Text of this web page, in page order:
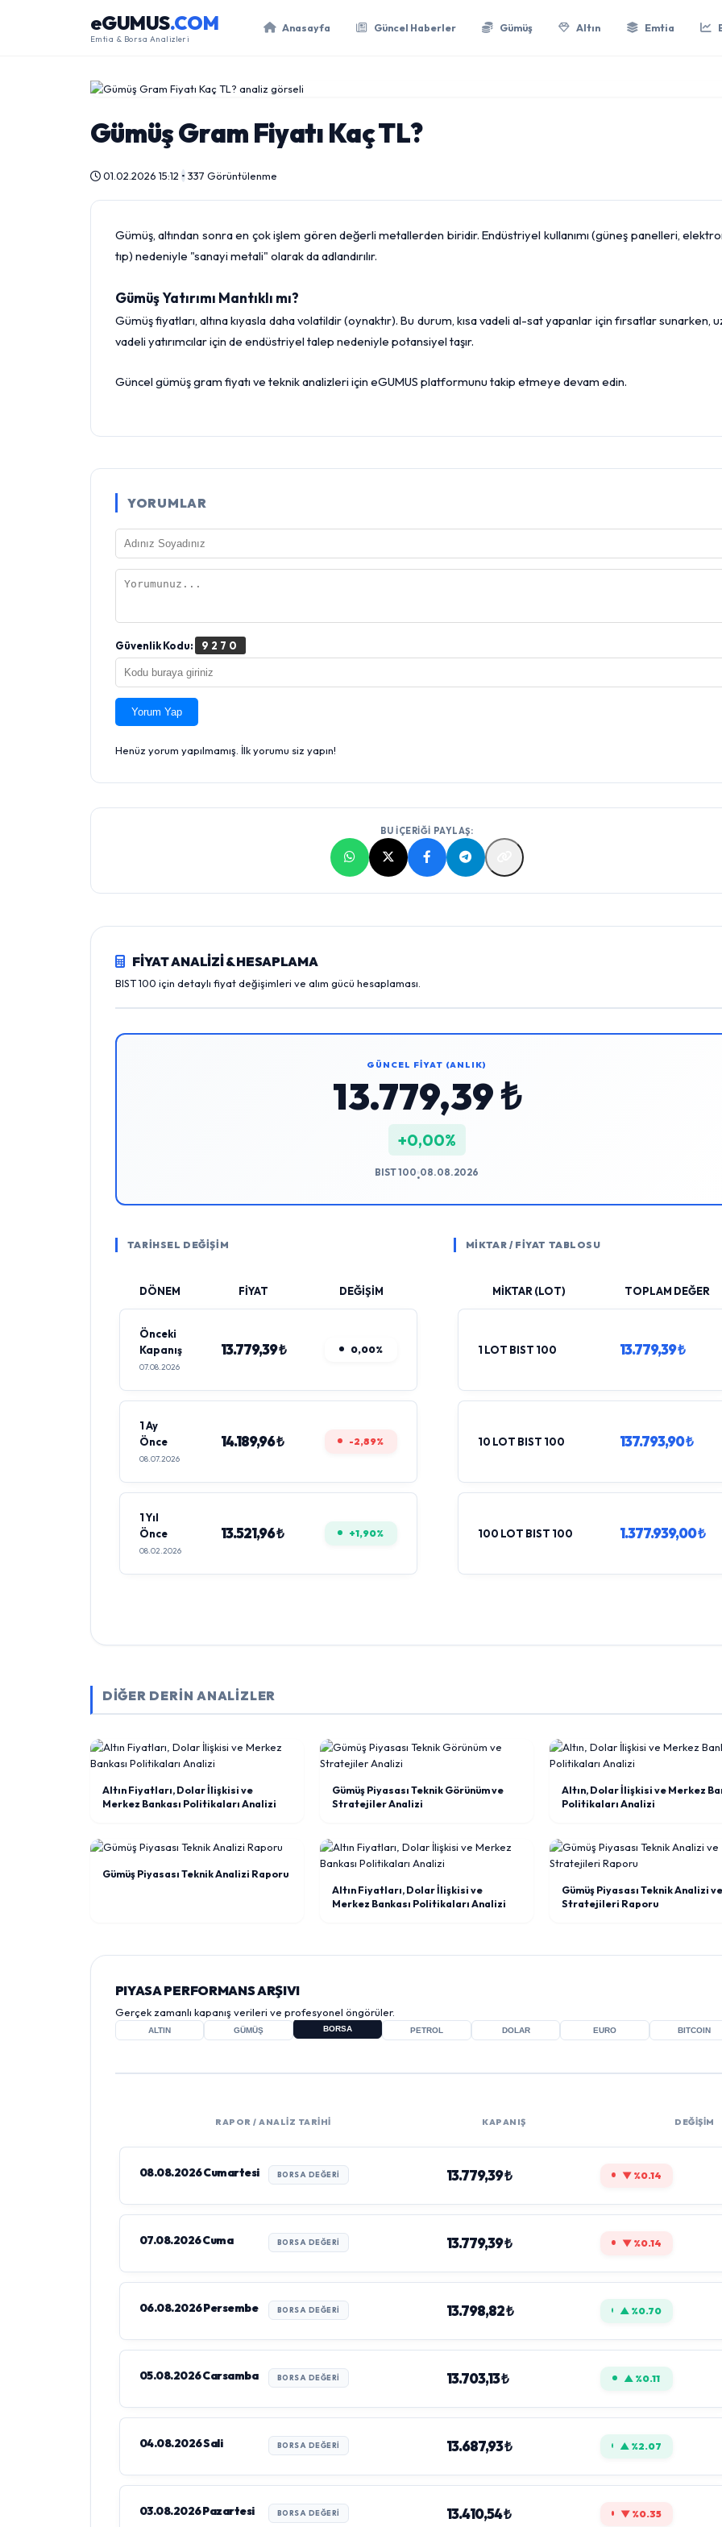
eGUMUS.COM
Emtia & Borsa Analizleri
Anasayfa Güncel Haberler Gümüş Altın Emtia
Gümüş Gram Fiyatı Kaç TL?
01.02.2026 15:12 • 337 Görüntülenme
Gümüş, altından sonra en çok işlem gören değerli metallerden biridir. Endüstriyel kullanımı (güneş panelleri,
tıp) nedeniyle "sanayi metali" olarak da adlandırılır.
Gümüş Yatırımı Mantıklı mı?
Gümüş fiyatları, altına kıyasla daha volatildir (oynaktır). Bu durum, kısa vadeli al-sat yapanlar için fırsatlar sunarken,
vadeli yatırımcılar için de endüstriyel talep nedeniyle potansiyel taşır.
Güncel gümüş gram fiyatı ve teknik analizleri için eGUMUS platformunu takip etmeye devam edin.
YORUMLAR
Güvenlik Kodu: 9270
Yorum Yap
Henüz yorum yapılmamış. İlk yorumu siz yapın!
BU İÇERİĞİ PAYLAŞ:
FİYAT ANALİZİ & HESAPLAMA
BIST 100 için detaylı fiyat değişimleri ve alım gücü hesaplaması.
GÜNCEL FİYAT (ANLIK)
13.779,39 ₺
+0,00%
BIST 100•08.08.2026
TARİHSEL DEĞİŞİM
DÖNEM FİYAT DEĞİŞİM
Önceki
Kapanış
07.08.2026
13.779,39 ₺ 0,00%
1 Ay
Önce
08.07.2026
14.189,96 ₺ -2,89%
1 Yıl
Önce
08.02.2026
13.521,96 ₺ +1,90%
MİKTAR / FİYAT TABLOSU
MİKTAR (LOT) TOPLAM DEĞER
1 LOT BIST 100 13.779,39 ₺
10 LOT BIST 100 137.793,90 ₺
100 LOT BIST 100 1.377.939,00 ₺
DİĞER DERİN ANALİZLER
Altın Fiyatları, Dolar İlişkisi ve
Merkez Bankası Politikaları Analizi
Gümüş Piyasası Teknik Görünüm ve
Stratejiler Analizi
Altın, Dolar İlişkisi ve Merkez
Politikaları Analizi
Gümüş Piyasası Teknik Analizi Raporu
Altın Fiyatları, Dolar İlişkisi ve
Merkez Bankası Politikaları Analizi
Gümüş Piyasası Teknik Analizi
Stratejileri Raporu
PIYASA PERFORMANS ARŞIVI
Gerçek zamanlı kapanış verileri ve profesyonel öngörüler.
ALTIN GÜMÜŞ BORSA PETROL DOLAR EURO BITCOIN
RAPOR / ANALİZ TARİHİ KAPANIŞ DEĞİŞİM
08.08.2026 Cumartesi BORSA DEĞERI 13.779,39 ₺ ▼ %0.14
07.08.2026 Cuma BORSA DEĞERI 13.779,39 ₺ ▼ %0.14
06.08.2026 Persembe BORSA DEĞERI 13.798,82 ₺ ▲ %0.70
05.08.2026 Carsamba BORSA DEĞERI 13.703,13 ₺ ▲ %0.11
04.08.2026 Sali BORSA DEĞERI 13.687,93 ₺ ▲ %2.07
03.08.2026 Pazartesi BORSA DEĞERI 13.410,54 ₺ ▼ %0.35